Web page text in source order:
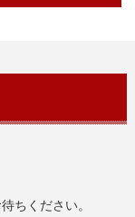
ちください。